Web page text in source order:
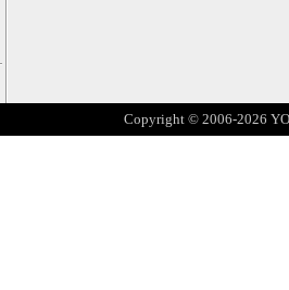
Copyright © 2006-2026